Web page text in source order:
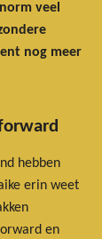
veel
nog meer
hebben
erin weet
en